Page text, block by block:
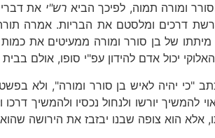
ומורה תמוה, לפיכך הביא רש"י את
דרכים ומלסטם את הבריות. אמרה
מיתתו של בן סורר ומורה ממעיטים את
יכול אדם להידון עפ"י סופו, אולם
"כי יהיה לאיש בן סורר ומורה", ולא
להמשיך יורשו ולנחול נכסיו ולהמשיך
אלא הוא צופה שבנו יבזבז את הירושה